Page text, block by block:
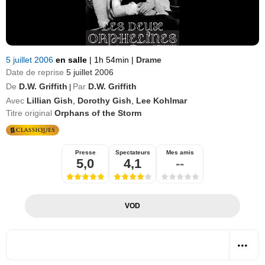
5 juillet 2006 en salle | 1h 54min | Drame
Date de reprise 5 juillet 2006
De D.W. Griffith Par D.W. Griffith
Avec Lillian Gish Dorothy Gish
Lee Kohlmar
Titre original Orphans of the Storm
Presse
5,0
Spectateurs
4,1
Mes amis
--
VOD